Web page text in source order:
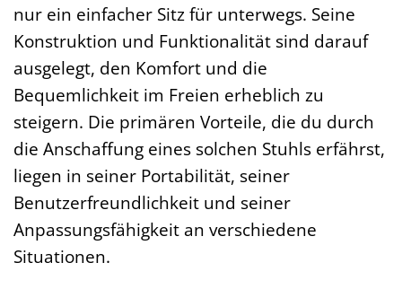
nur ein einfacher Sitz für unterwegs. Seine
Konstruktion und Funktionalität sind darauf
ausgelegt, den Komfort und die
Bequemlichkeit im Freien erheblich zu
steigern. Die primären Vorteile, die du durch
die Anschaffung eines solchen Stuhls erfährst,
liegen in seiner Portabilität, seiner
Benutzerfreundlichkeit und seiner
Anpassungsfähigkeit an verschiedene
Situationen.